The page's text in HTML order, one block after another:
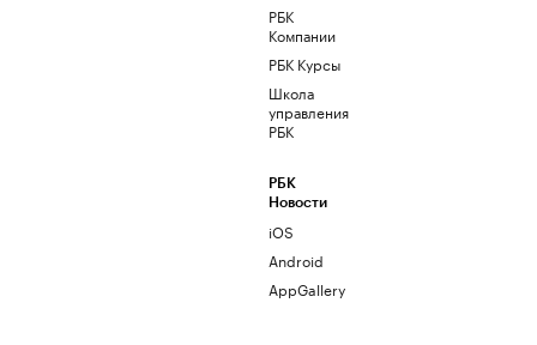
РБК
Компании
РБК Курсы
Школа
управления
РБК
РБК
Новости
iOS
Android
AppGallery